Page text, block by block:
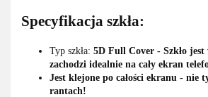
Specyfikacja szkła:
Typ szkła: 5D Full Cover - Szkło
zachodzi idealnie na cały ekran
Jest klejone po całości ekranu - nie
rantach!